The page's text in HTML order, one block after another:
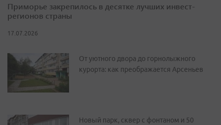
Приморье закрепилось в десятке лучших инвест-
регионов страны
17.07.2026
От уютного двора до горнолыжного
курорта: как преображается Арсеньев
Новый парк, сквер с фонтаном и 50